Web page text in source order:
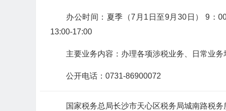
办公时间：夏季（7月1日至9月30日） 9：
13:00-17:00
主要业务内容：办理各项涉税业务、日常业
公开电话：0731-86900072
国家税务总局长沙市天心区税务局城南路税务